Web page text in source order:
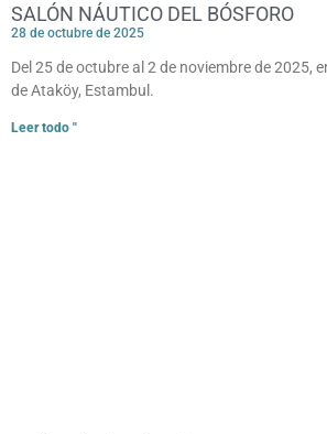
SALÓN NÁUTICO DEL BÓSFORO
28 de octubre de 2025
Del 25 de octubre al 2 de noviembre de 2025,
de Ataköy, Estambul.
Leer todo "